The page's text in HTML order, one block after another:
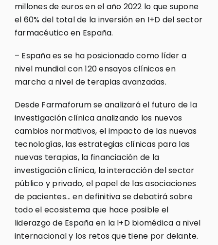
millones de euros en el año 2022 lo que supone
el 60% del total de la inversión en I+D del sector
farmacéutico en España.
– España es se ha posicionado como líder a
nivel mundial con 120 ensayos clínicos en
marcha a nivel de terapias avanzadas.
Desde Farmaforum se analizará el futuro de la
investigación clínica analizando los nuevos
cambios normativos, el impacto de las nuevas
tecnologías, las estrategias clínicas para las
nuevas terapias, la financiación de la
investigación clínica, la interacción del sector
público y privado, el papel de las asociaciones
de pacientes… en definitiva se debatirá sobre
todo el ecosistema que hace posible el
liderazgo de España en la I+D biomédica a nivel
internacional y los retos que tiene por delante.